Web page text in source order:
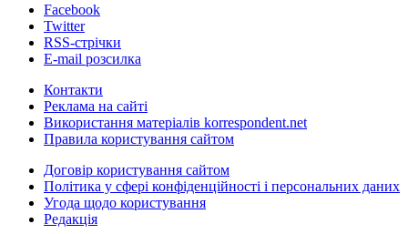
Facebook
Twitter
RSS-стрічки
E-mail розсилка
Контакти
Реклама на сайті
Використання матеріалів korrespondent.net
Правила користування сайтом
Договір користування сайтом
Політика у сфері конфіденційності і персональних даних
Угода щодо користування
Редакція